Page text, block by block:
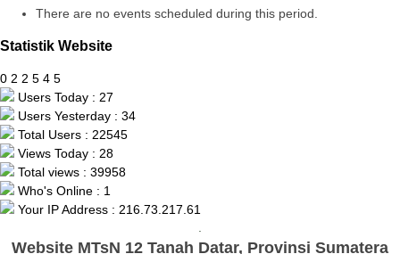
There are no events scheduled during this period.
Statistik Website
0 2 2 5 4 5
Users Today : 27
Users Yesterday : 34
Total Users : 22545
Views Today : 28
Total views : 39958
Who's Online : 1
Your IP Address : 216.73.217.61
Website MTsN 12 Tanah Datar, Provinsi Sumatera